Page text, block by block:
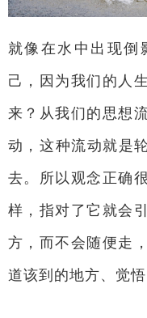
就像在水中出现倒
己，因为我们的人
来？从我们的思想
动，​​这种流动就是
去。所以观念正确
样，指对了它就会
方，而不会随便走
道该到的地方、觉